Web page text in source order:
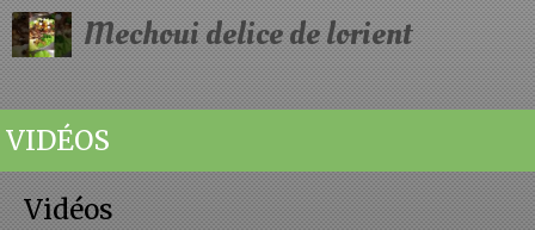
Mechoui delice de lorient
VIDÉOS
Vidéos